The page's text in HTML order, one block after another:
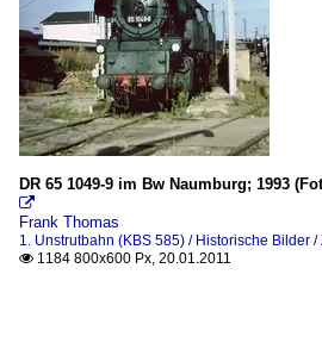
DR 65 1049-9 im Bw Naumburg; 1993

Frank Thomas
1. Unstrutbahn (KBS 585) / Historische Bilder
 1184 800x600 Px, 20.01.2011